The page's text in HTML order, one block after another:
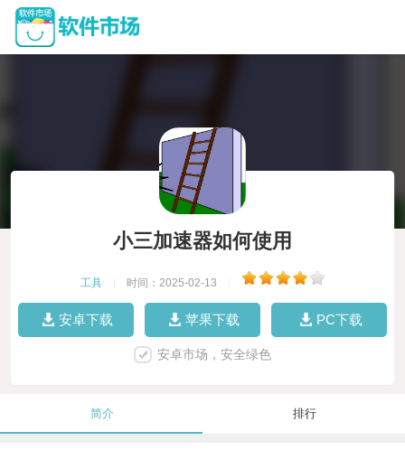
小三加速器如何使用
工具 时间：2025-02-13
安卓下载 苹果下载 PC下载
安卓市场，安全绿色
简介 排行